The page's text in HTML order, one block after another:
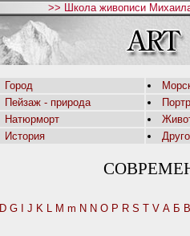
>> Школа живописи
Город
Пейзаж - природа
Натюрморт
История
D G J K L M m N N O P R S T V А Б В